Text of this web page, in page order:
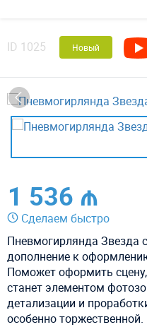
ID 1025 Новый
1 536 ₼
Сделаем быстро
Пневмогирлянда Звезда
дополнение к
Поможет оформить
станет элементом
детализации и
особенно торжественной.